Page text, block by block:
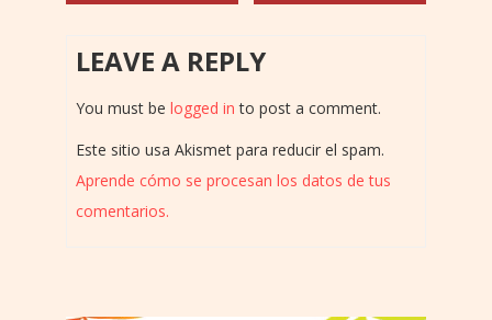
LEAVE A REPLY
You must be logged in to post a comment.
Este sitio usa Akismet para reducir el spam.
Aprende cómo se procesan los datos de tus
comentarios.